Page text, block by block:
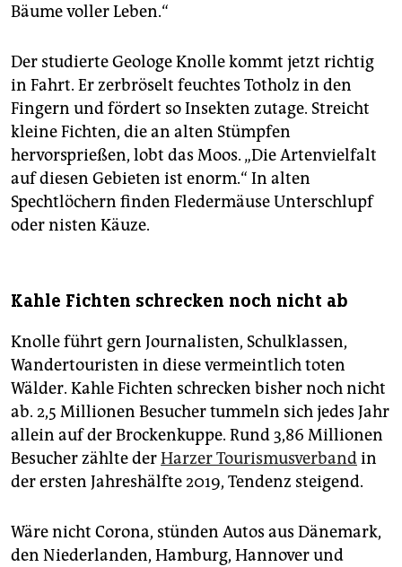
Bäume voller Leben.“
Der studierte Geologe Knolle kommt jetzt richtig
in Fahrt. Er zerbröselt feuchtes Totholz in den
Fingern und fördert so Insekten zutage. Streicht
kleine Fichten, die an alten Stümpfen
hervorsprießen, lobt das Moos. „Die Artenvielfalt
auf diesen Gebieten ist enorm.“ In alten
Spechtlöchern finden Fledermäuse Unterschlupf
oder nisten Käuze.
Kahle Fichten schrecken noch nicht ab
Knolle führt gern Journalisten, Schulklassen,
Wandertouristen in diese vermeintlich toten
Wälder. Kahle Fichten schrecken bisher noch nicht
ab. 2,5 Millionen Besucher tummeln sich jedes Jahr
allein auf der Brockenkuppe. Rund 3,86 Millionen
Besucher zählte derHarzer Tourismusverbandin
der ersten Jahreshälfte 2019, Tendenz steigend.
Wäre nicht Corona, stünden Autos aus Dänemark,
den Niederlanden, Hamburg, Hannover und